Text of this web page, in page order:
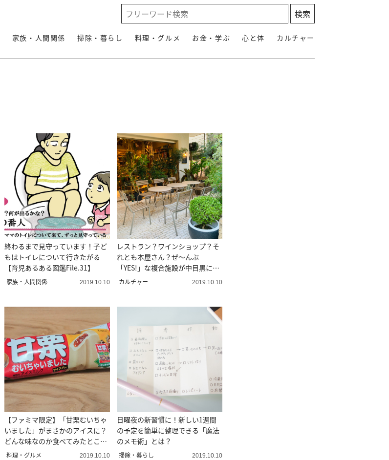
家族・人間関係 掃除・暮らし 料理・グルメ お金・学ぶ 心と体 カルチャー
終わるまで見守っています！子ど
もはトイレについて行きたがる
【育児あるある図鑑File.31】
家族・人間関係 2019.10.10
レストラン？ワインショップ？そ
れとも本屋さん？ぜ～んぶ
「YES!」な複合施設が中目黒にオ
ープン！
カルチャー 2019.10.10
【ファミマ限定】「甘栗むいちゃ
いました」がまさかのアイスに？
どんな味なのか食べてみたとこ
ろ…
料理・グルメ 2019.10.10
日曜夜の新習慣に！新しい1週間
の予定を簡単に整理できる「魔法
のメモ術」とは？
掃除・暮らし 2019.10.10